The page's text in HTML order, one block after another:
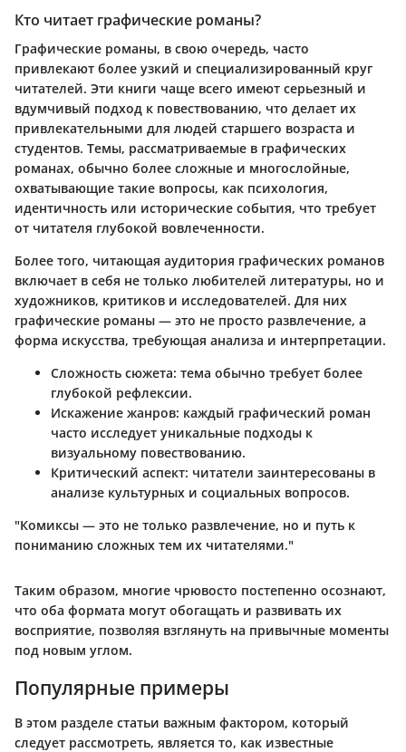
Кто читает графические романы?
Графические романы, в свою очередь, часто
привлекают более узкий и специализированный круг
читателей. Эти книги чаще всего имеют серьезный и
вдумчивый подход к повествованию, что делает их
привлекательными для людей старшего возраста и
студентов. Темы, рассматриваемые в графических
романах, обычно более сложные и многослойные,
охватывающие такие вопросы, как психология,
идентичность или исторические события, что требует
от читателя глубокой вовлеченности.
Более того, читающая аудитория графических романов
включает в себя не только любителей литературы, но и
художников, критиков и исследователей. Для них
графические романы — это не просто развлечение, а
форма искусства, требующая анализа и интерпретации.
Сложность сюжета: тема обычно требует более
глубокой рефлексии.
Искажение жанров: каждый графический роман
часто исследует уникальные подходы к
визуальному повествованию.
Критический аспект: читатели заинтересованы в
анализе культурных и социальных вопросов.
"Комиксы — это не только развлечение, но и путь к
пониманию сложных тем их читателями."
Таким образом, многие чрювосто постепенно осознают,
что оба формата могут обогащать и развивать их
восприятие, позволяя взглянуть на привычные моменты
под новым углом.
Популярные примеры
В этом разделе статьи важным фактором, который
следует рассмотреть, является то, как известные